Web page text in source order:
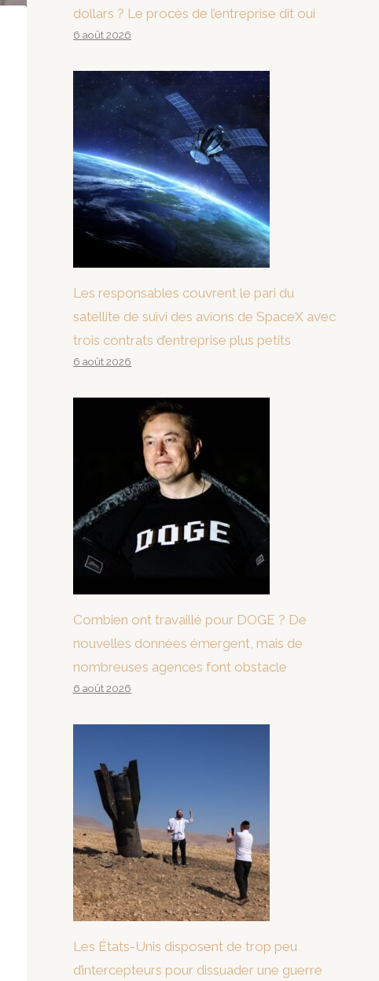
dollars ? Le procès de l’entreprise dit oui
6 août 2026
Les responsables couvrent le pari du
satellite de suivi des avions de SpaceX avec
trois contrats d’entreprise plus petits
6 août 2026
Combien ont travaillé pour DOGE ? De
nouvelles données émergent, mais de
nombreuses agences font obstacle
6 août 2026
Les États-Unis disposent de trop peu
d’intercepteurs pour dissuader une guerre